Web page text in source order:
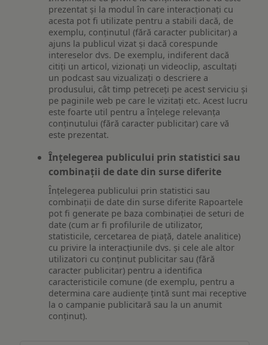
prezentat și la modul în care interacționați cu
acesta pot fi utilizate pentru a stabili dacă, de
exemplu, conținutul (fără caracter publicitar) a
ajuns la publicul vizat și dacă corespunde
intereselor dvs. De exemplu, indiferent dacă
citiți un articol, vizionați un videoclip, ascultați
un podcast sau vizualizați o descriere a
produsului, cât timp petreceți pe acest serviciu și
pe paginile web pe care le vizitați etc. Acest lucru
este foarte util pentru a înțelege relevanța
conținutului (fără caracter publicitar) care vă
este prezentat.
Înțelegerea publicului prin statistici sau
combinații de date din surse diferite
Înțelegerea publicului prin statistici sau
combinații de date din surse diferite Rapoartele
pot fi generate pe baza combinației de seturi de
date (cum ar fi profilurile de utilizator,
statisticile, cercetarea de piață, datele analitice)
cu privire la interacțiunile dvs. și cele ale altor
utilizatori cu conținut publicitar sau (fără
caracter publicitar) pentru a identifica
caracteristicile comune (de exemplu, pentru a
determina care audiențe țintă sunt mai receptive
la o campanie publicitară sau la un anumit
conținut).